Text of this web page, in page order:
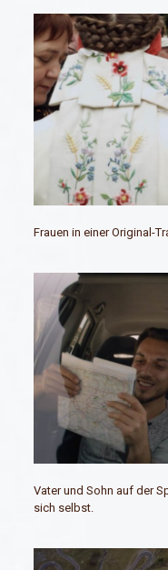
Frauen in einer Original-
Vater und Sohn auf der
sich selbst.